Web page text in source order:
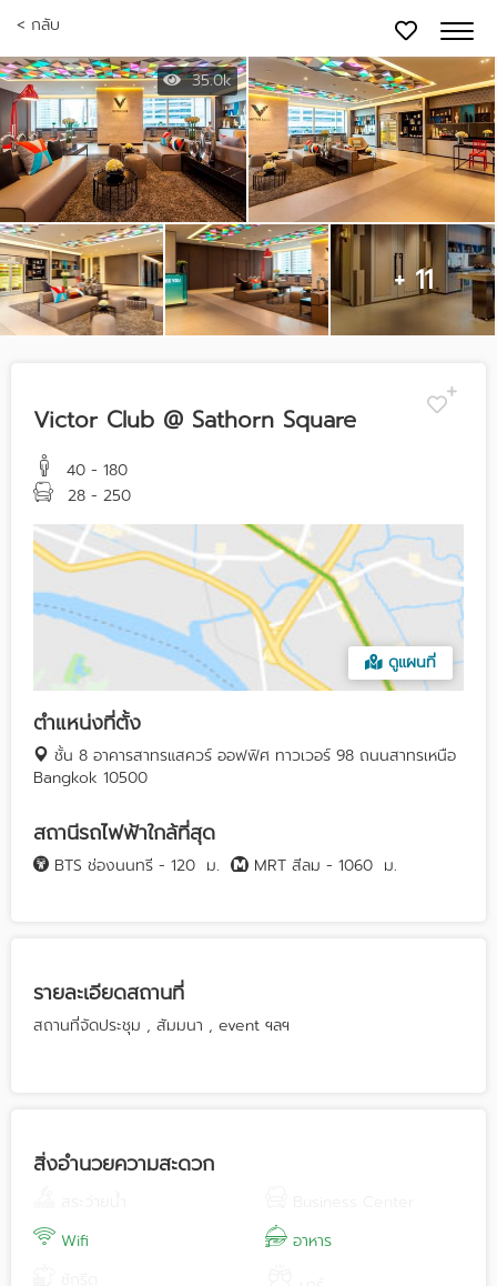
< กลับ
35.0k
+ 11
Victor Club @ Sathorn Square
40 - 180
28 - 250
ดูแผนที่
ตำแหน่งที่ตั้ง
ชั้น 8 อาคารสาทรแสควร์ ออฟฟิศ ทาวเวอร์ 98 ถนนสาทรเหนือ
Bangkok 10500
สถานีรถไฟฟ้าใกล้ที่สุด
BTS ช่องนนทรี - 120 ม. MRT สีลม - 1060 ม.
รายละเอียดสถานที่
สถานที่จัดประชุม , สัมมนา , event ฯลฯ
สิ่งอำนวยความสะดวก
Wifi
อาหาร